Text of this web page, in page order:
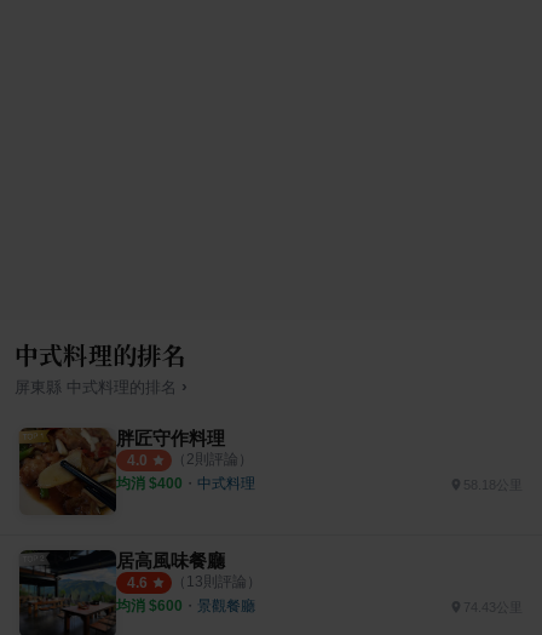
中式料理的排名
屏東縣 中式料理的排名 ›
胖匠守作料理
4.0 （ 2則評論）
均消 $400 ・ 中式料理 58.18公里
居高風味餐廳
4.6 （ 13則評論）
均消 $600 ・ 景觀餐廳 74.43公里